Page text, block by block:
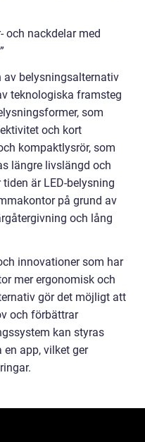
och nackdelar med
av belysningsalternativ
teknologiska framsteg
som
och kort
kompaktlysrör, som
längre livslängd och
är LED-belysning
på grund av
och lång
innovationer som har
mer ergonomisk och
gör det möjligt att
och förbättrar
kan styras
en app, vilket ger